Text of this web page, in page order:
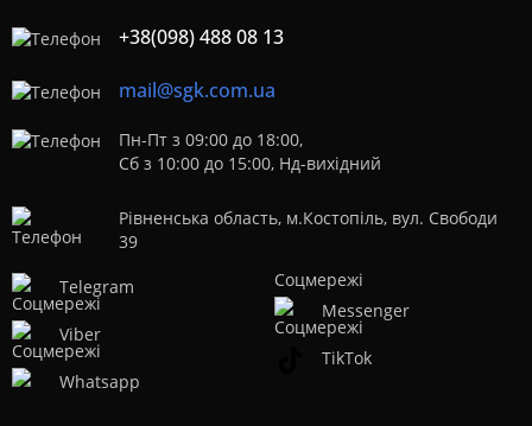
+38(098) 488 08 13
mail@sgk.com.ua
Пн-Пт з 09:00 до 18:00,
Сб з 10:00 до 15:00, Нд-вихідний
Рівненська область, м.Костопіль, вул. Свободи
39
Telegram
Viber
Whatsapp
Messenger
TikTok